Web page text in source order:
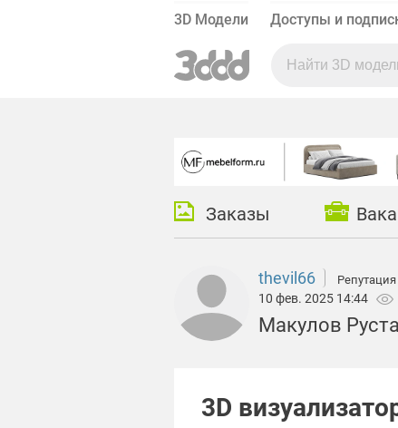
3D Модели Доступы и
Заказы
thevil66 Репутация
10 фев. 2025 14:44
Макулов
3D